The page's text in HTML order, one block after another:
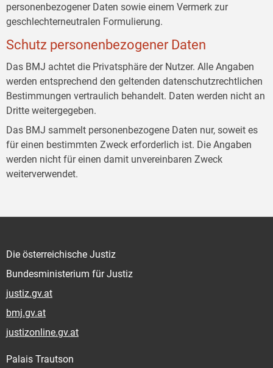
personenbezogener Daten sowie einem Vermerk zur
geschlechterneutralen Formulierung.
Schutz personenbezogener Daten
Das BMJ achtet die Privatsphäre der Nutzer. Alle Angaben
werden entsprechend den geltenden datenschutzrechtlichen
Bestimmungen vertraulich behandelt. Daten werden nicht an
Dritte weitergegeben.
Das BMJ sammelt personenbezogene Daten nur, soweit es
für einen bestimmten Zweck erforderlich ist. Die Angaben
werden nicht für einen damit unvereinbaren Zweck
weiterverwendet.
Die österreichische Justiz
Bundesministerium für Justiz
justiz.gv.at
bmj.gv.at
justizonline.gv.at
Palais Trautson